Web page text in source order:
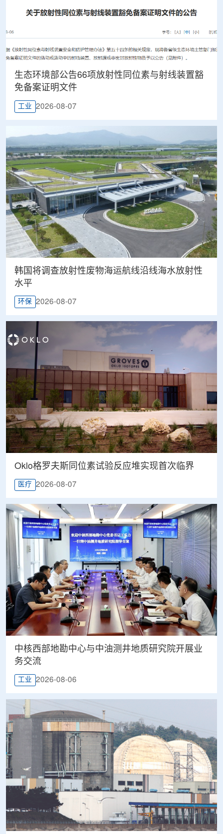
生态环境部公告66项放射性同位素与射线装置豁
免备案证明文件
工业 2026-08-07
韩国将调查放射性废物海运航线沿线海水放射性
水平
环保 2026-08-07
Oklo格罗夫斯同位素试验反应堆实现首次临界
医疗 2026-08-07
中核西部地勘中心与中油测井地质研究院开展业
务交流
工业 2026-08-06